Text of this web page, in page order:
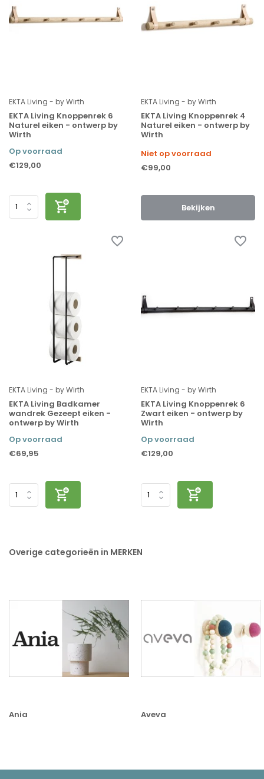
EKTA Living - by Wirth
EKTA Living Knoppenrek 6
Naturel eiken - ontwerp by
Wirth
Op voorraad
€129,00
EKTA Living - by Wirth
EKTA Living Knoppenrek 4
Naturel eiken - ontwerp by
Wirth
Niet op voorraad
€99,00
Bekijken
EKTA Living - by Wirth
EKTA Living Badkamer
wandrek Gezeept eiken -
ontwerp by Wirth
Op voorraad
€69,95
EKTA Living - by Wirth
EKTA Living Knoppenrek 6
Zwart eiken - ontwerp by
Wirth
Op voorraad
€129,00
Overige categorieën in MERKEN
Ania Aveva